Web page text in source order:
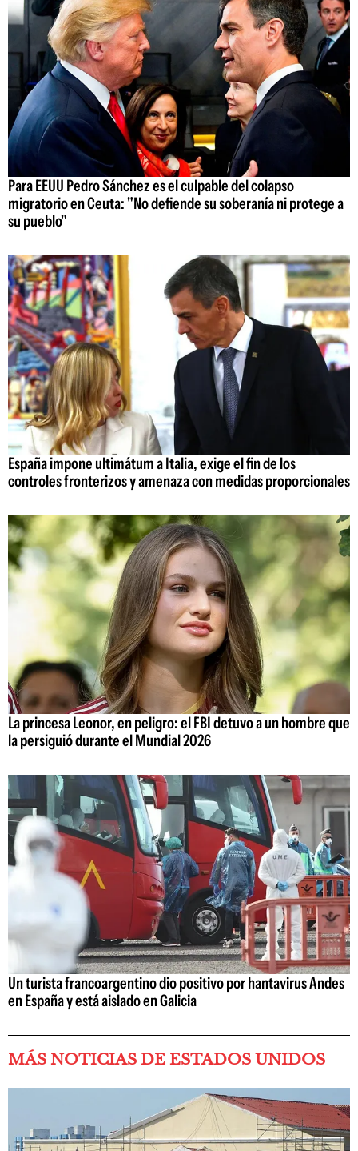
Para EEUU Pedro Sánchez es el culpable del colapso
migratorio en Ceuta: "No defiende su soberanía ni protege a
su pueblo"
España impone ultimátum a Italia, exige el fin de los
controles fronterizos y amenaza con medidas proporcionales
La princesa Leonor, en peligro: el FBI detuvo a un hombre que
la persiguió durante el Mundial 2026
Un turista francoargentino dio positivo por hantavirus Andes
en España y está aislado en Galicia
MÁS NOTICIAS DE ESTADOS UNIDOS